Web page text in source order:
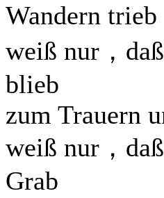
Wandern trieb
weiß nur，
blieb
zum Trauern
weiß nur，
Grab